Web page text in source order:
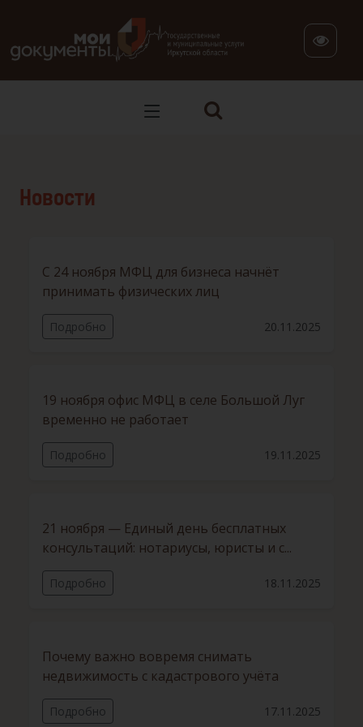
Новости
С 24 ноября МФЦ для бизнеса начнёт
принимать физических лиц
Подробно 20.11.2025
19 ноября офис МФЦ в селе Большой Луг
временно не работает
Подробно 19.11.2025
21 ноября — Единый день бесплатных
консультаций: нотариусы, юристы и с...
Подробно 18.11.2025
Почему важно вовремя снимать
недвижимость с кадастрового учёта
Подробно 17.11.2025